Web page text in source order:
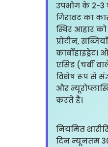
उपभोग के 2-3
गिरावट का
स्थिर आहार को
प्रोटीन,
एसिड (चर्बी
विशेष रूप से
और
करते हैं।
नियमित
दिन न्यूनतम